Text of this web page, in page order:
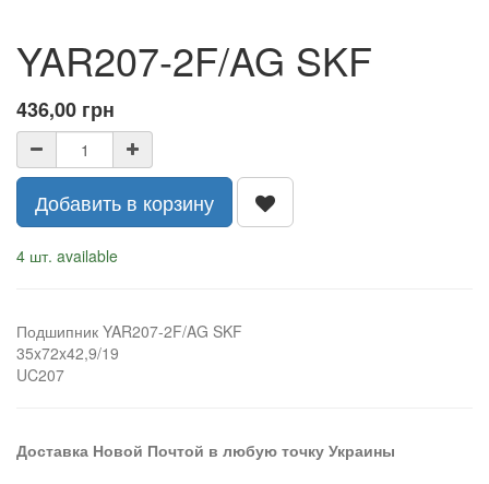
YAR207-2F/AG SKF
436,00 грн
Добавить в корзину
4 шт. available
Подшипник YAR207-2F/AG SKF
35x72x42,9/19
UC207
Доставка Новой Почтой в любую точку Украины